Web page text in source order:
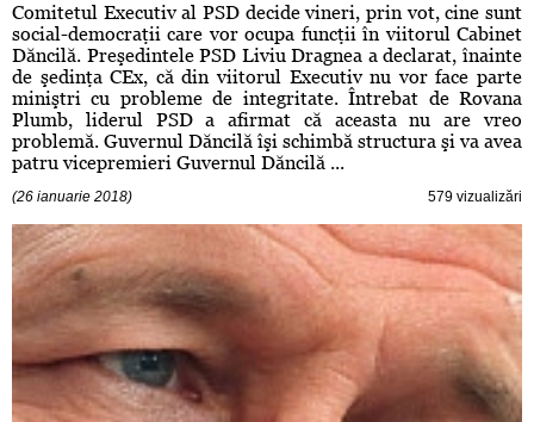
Comitetul Executiv al PSD decide vineri, prin vot, cine sunt
social-democraţii care vor ocupa funcţii în viitorul Cabinet
Dăncilă. Preşedintele PSD Liviu Dragnea a declarat, înainte
de şedinţa CEx, că din viitorul Executiv nu vor face parte
miniştri cu probleme de integritate. Întrebat de Rovana
Plumb, liderul PSD a afirmat că aceasta nu are vreo
problemă. Guvernul Dăncilă îşi schimbă structura şi va avea
patru vicepremieri Guvernul Dăncilă ...
(26 ianuarie 2018) 579 vizualizări